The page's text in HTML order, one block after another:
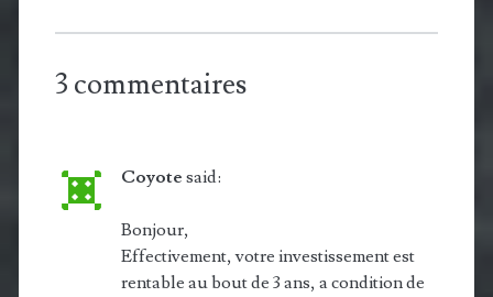
3 commentaires
Coyote said:
Bonjour,
Effectivement, votre investissement est
rentable au bout de 3 ans, a condition de